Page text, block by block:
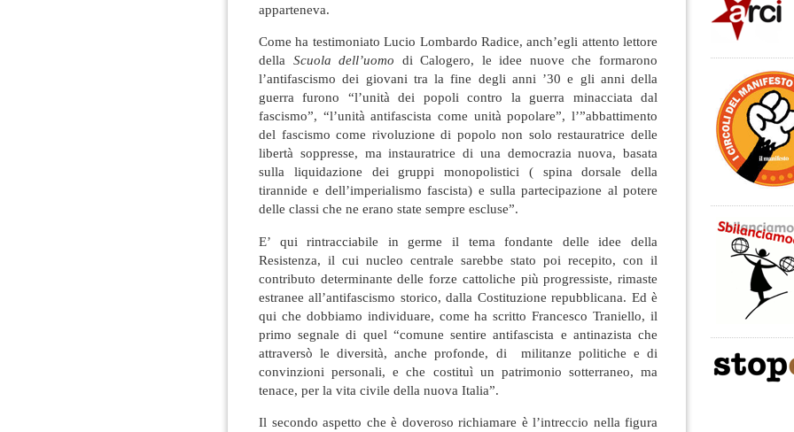
apparteneva.
Come ha testimoniato Lucio Lombardo Radice, anch’egli attento lettore
della Scuola dell’uomo di Calogero, le idee nuove che formarono
l’antifascismo dei giovani tra la fine degli anni ’30 e gli anni della
guerra furono “l’unità dei popoli contro la guerra minacciata dal
fascismo”, “l’unità antifascista come unità popolare”, l’”abbattimento
del fascismo come rivoluzione di popolo non solo restauratrice delle
libertà soppresse, ma instauratrice di una democrazia nuova, basata
sulla liquidazione dei gruppi monopolistici ( spina dorsale della
tirannide e dell’imperialismo fascista) e sulla partecipazione al potere
delle classi che ne erano state sempre escluse”.
E’ qui rintracciabile in germe il tema fondante delle idee della
Resistenza, il cui nucleo centrale sarebbe stato poi recepito, con il
contributo determinante delle forze cattoliche più progressiste, rimaste
estranee all’antifascismo storico, dalla Costituzione repubblicana. Ed è
qui che dobbiamo individuare, come ha scritto Francesco Traniello, il
primo segnale di quel “comune sentire antifascista e antinazista che
attraversò le diversità, anche profonde, di militanze politiche e di
convinzioni personali, e che costituì un patrimonio sotterraneo, ma
tenace, per la vita civile della nuova Italia”.
Il secondo aspetto che è doveroso richiamare è l’intreccio nella figura